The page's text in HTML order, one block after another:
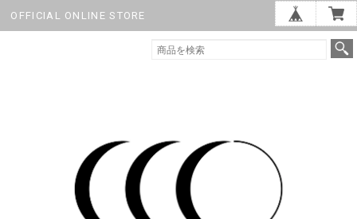
OFFICIAL ONLINE STORE